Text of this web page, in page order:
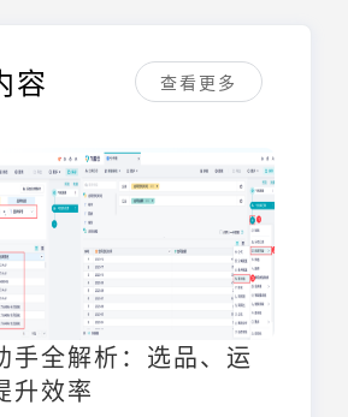
容 查看更多
手全解析：选品、运
升效率